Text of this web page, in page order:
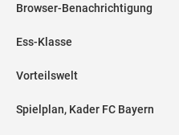
Browser-Benachrichtigung
Ess-Klasse
Vorteilswelt
Spielplan, Kader FC Bayern